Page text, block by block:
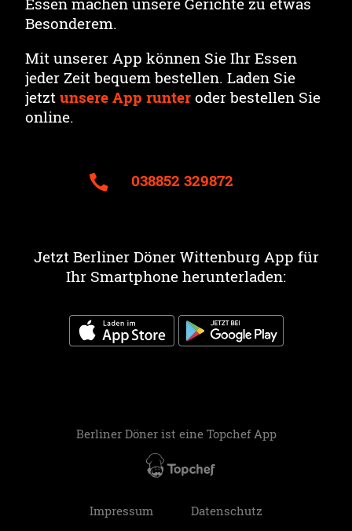
Besonderem.
Mit unserer App können Sie Ihr Essen
jeder Zeit bequem bestellen. Laden Sie
jetzt unsere App runter oder bestellen Sie
online.
038852 329872
Jetzt Berliner Döner Wittenburg App für
Ihr Smartphone herunterladen:
Berliner Döner ist eine Topchef App
Impressum Datenschutz